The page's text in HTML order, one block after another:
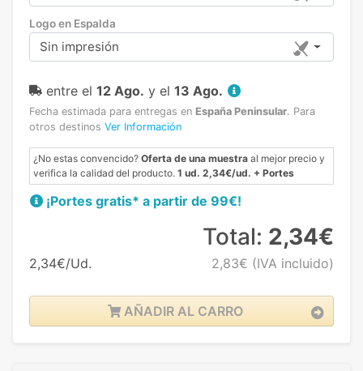
Logo en Espalda
Sin impresión
entre el 12 Ago. y el 13 Ago.
Fecha estimada para entregas en España Peninsular. Para
otros destinos Ver Información
¿No estas convencido? Oferta de una muestra al mejor precio y
verifica la calidad del producto. 1 ud. 2,34€/ud. + Portes
¡Portes gratis* a partir de 99€!
2,34€/Ud.
Total: 2,34€
2,83€ (IVA incluido)
AÑADIR AL CARRO